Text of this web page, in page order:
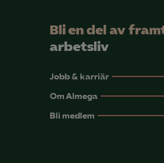
Bli en del av
arbetsliv
Jobb & karriär
Om Almega
Bli medlem